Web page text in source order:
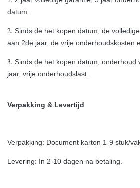
datum.
2. Sinds de het kopen datum, de
aan 2de jaar, de vrije onderhoudskosten
3. Sinds de het kopen datum, onderhoud
jaar, vrije onderhoudslast.
Verpakking & Levertijd
Verpakking: Document karton 1-9 stuk/
Levering: In 2-10 dagen na betaling.